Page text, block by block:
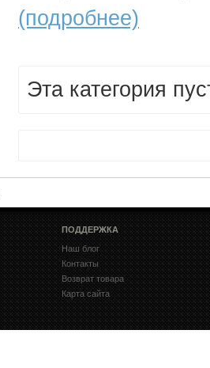
(подробнее)
Эта категория
ПОДДЕРЖКА
Наш блог
Контакты
Возврат товара
Карта сайта